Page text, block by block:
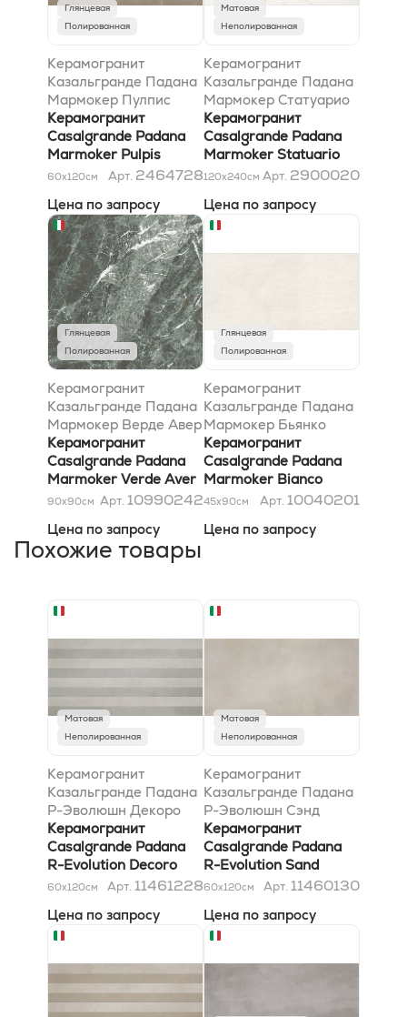
Глянцевая
Полированная
Керамогранит
Казальгранде Падана
Мармокер Пулпис
Тортора Лучидо
*36SC* 59x118
Керамогранит
Casalgrande Padana
Marmoker Pulpis
Tortora Lucido *36SC*
60x120см Арт. 2464728
Цена по запросу
Матовая
Неполированная
Керамогранит
Казальгранде Падана
Мармокер Статуарио
Оро 118x236
Керамогранит
Casalgrande Padana
Marmoker Statuario
Oro 118x236
120x240см Арт. 2900020
Цена по запросу
Глянцевая
Полированная
Керамогранит
Казальгранде Падана
Мармокер Верде Авер
Лучидо 90x90
Керамогранит
Casalgrande Padana
Marmoker Verde Aver
Lucido 90x90
90x90см Арт. 10990242
Цена по запросу
Глянцевая
Полированная
Керамогранит
Казальгранде Падана
Мармокер Бьянко
Виетнам Лучидо
45x90
Керамогранит
Casalgrande Padana
Marmoker Bianco
Vietnam Lucido 45x90
45x90см Арт. 10040201
Цена по запросу
Похожие товары
Матовая
Неполированная
Керамогранит
Казальгранде Падана
Р-Эволюшн Декоро
Стрипес Уайт-Грей
60x120
Керамогранит
Casalgrande Padana
R-Evolution Decoro
Stripes White-Grey
60x120см Арт. 11461228
Цена по запросу
Матовая
Неполированная
Керамогранит
Казальгранде Падана
Р-Эволюшн Сэнд
*36SC* 60x120
Керамогранит
Casalgrande Padana
R-Evolution Sand
*36SC* 60x120
60x120см Арт. 11460130
Цена по запросу